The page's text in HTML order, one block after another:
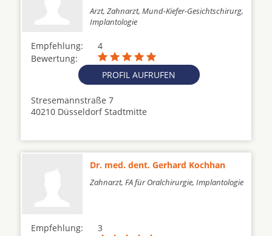
Arzt, Zahnarzt, Mund-Kiefer-Gesichtschirurg,
Implantologie
Empfehlung:
4
Bewertung:
PROFIL AUFRUFEN
Stresemannstraße 7
40210 Düsseldorf Stadtmitte
Dr. med. dent. Gerhard Kochhan
Zahnarzt, FA für Oralchirurgie, Implantologie
Empfehlung:
3